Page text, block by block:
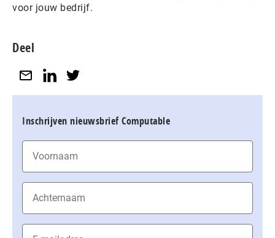
voor jouw bedrijf.
Deel
Inschrijven nieuwsbrief Computable